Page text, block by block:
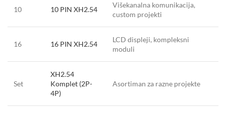
10 10 PIN XH2.54
Višekanalna komunikacija,
custom projekti
16 16 PIN XH2.54
LCD displeji, kompleksni
moduli
Set
XH2.54
Komplet (2P-
4P)
Asortiman za razne projekte